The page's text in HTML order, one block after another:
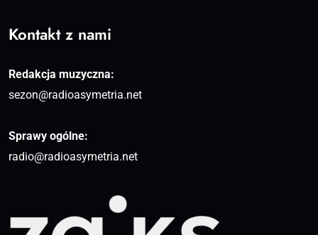
Kontakt z nami
Redakcja muzyczna:
sezon@radioasymetria.net
Sprawy ogólne:
radio@radioasymetria.net